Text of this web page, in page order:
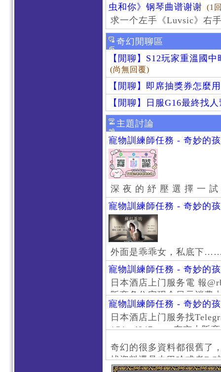
虫和你》钢琴曲谱谢谢 (1
求一个左手《Luvsic》右
奇幻閒聊區
【閒聊】S12玩家重溫國
(尚無回覆)
【閒聊】即席抽獎券怎麼
【閒聊】日服G16最終找
主題討論
寵物訓練師任務 - 奇妙的
深 夜 的 紓 壓 選 擇 一
寵物訓練師任務 - 奇妙的
外面是乖乖女，私底下
寵物訓練師任務 - 奇妙的
日本酒店上门服务電 報
阪商务住宅现金日元消费
京风俗 #大阪风俗 #东京
上门服务新宿风俗 #梅田
#日本萝莉 #大阪萝莉 #日
寵物訓練師任務 - 奇妙的
日本酒店上门服务找
/@jptd847utpp 东京大阪
京旅游 #大阪旅游 #东京
东京上门服务 #大阪上门
心斋桥风俗 #日本女孩 #
奇幻的很多資料都很舊了
找資料還是去巴哈或者